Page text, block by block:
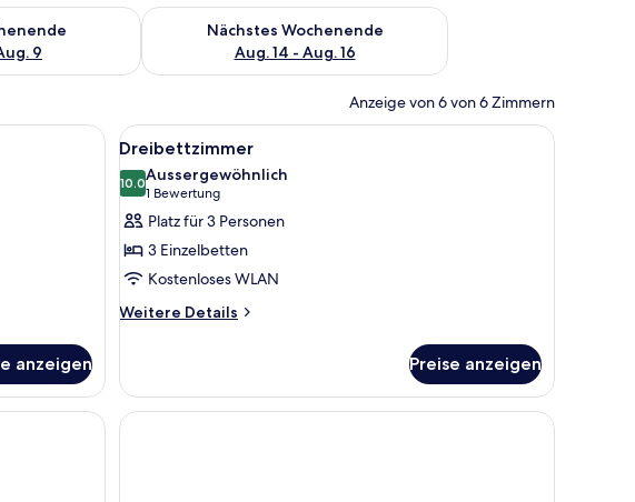
9
für dieses Wochenende, Aug. 7 - Aug. 9.
Nächstes Wochenende
Aug. 14 - Aug. 16
Überprüfe die Verfügbarkeit für nächstes Wochenende, Aug.
Anzeige von 6 von 6 Zimmern
mit einem Bett, einer Wandleuchte und einem dekorativen Schrank.
anzeigen
Alle
Fotos
für
Dreibettzimmer
anzeigen
Ein Badezimmer mit weißem
2
Dreibettzimmer
10.010.0 von 10
Aussergewöhnlich
1 Bewertung
(1
Bewertung)
Platz für 3 Personen
3 Einzelbetten
Kostenloses WLAN
Weitere Details
Weitere
Preise anzeigen